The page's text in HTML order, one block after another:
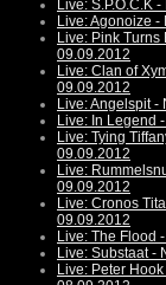
Live: S.P.O.C.K
Live: Agonoize
Live: Pink
09.09.2012
Live: Clan of
09.09.2012
Live: Angelspit
Live: In Legend
Live: Tying
09.09.2012
Live:
09.09.2012
Live: Cronos
09.09.2012
Live: The Flood
Live: Substaat -
Live: Peter